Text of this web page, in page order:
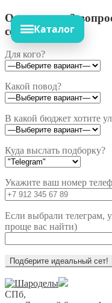
Ответьте на 3
сет!
Для кого?
Какой повод?
В какой бюджет хотите
Куда выслать подборку?
Укажите ваш номер
Если выбрали телеграм,
проще вас найти)
Перейти
к
Перейти
к
СПб,
Каталог